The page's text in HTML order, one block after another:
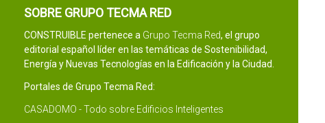
SOBRE GRUPO TECMA RED
CONSTRUIBLE pertenece a Grupo Tecma Red, el grupo
editorial español líder en las temáticas de Sostenibilidad,
Energía y Nuevas Tecnologías en la Edificación y la Ciudad.
Portales de Grupo Tecma Red:
CASADOMO - Todo sobre Edificios Inteligentes